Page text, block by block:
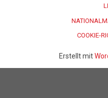
COOKIE-
Erstellt mit